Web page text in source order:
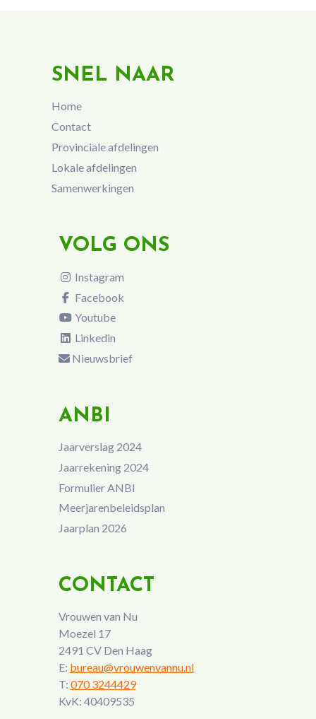
SNEL NAAR
Home
Contact
Provinciale afdelingen
Lokale afdelingen
Samenwerkingen
VOLG ONS
Instagram
Facebook
Youtube
Linkedin
Nieuwsbrief
ANBI
Jaarverslag 2024
Jaarrekening 2024
Formulier ANBI
Meerjarenbeleidsplan
Jaarplan 2026
CONTACT
Vrouwen van Nu
Moezel 17
2491 CV Den Haag
E: bureau@vrouwenvannu.nl
T: 070 3244429
KvK: 40409535